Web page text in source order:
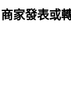
家發表或